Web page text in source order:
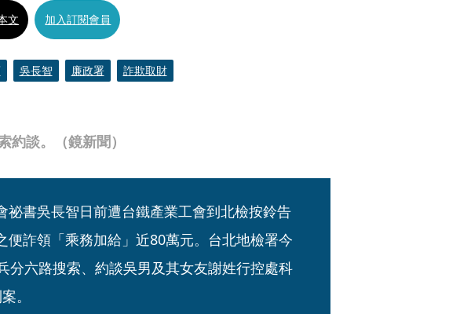
約談。（鏡新聞）
文 加入訂閱會員
吳長智 廉政署 詐欺取財
祕書吳長智日前遭台鐵產業工會到北檢按鈴告
便詐領「乘務加給」近80萬元。台北地檢署今
分六路搜索、約談吳男及其女友謝姓行控處科
。